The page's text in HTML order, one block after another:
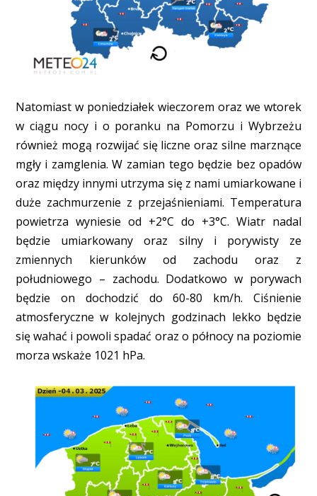
Natomiast w poniedziałek wieczorem oraz we wtorek
w ciągu nocy i o poranku na Pomorzu i Wybrzeżu
również mogą rozwijać się liczne oraz silne marznące
mgły i zamglenia. W zamian tego będzie bez opadów
oraz między innymi utrzyma się z nami umiarkowane i
duże zachmurzenie z przejaśnieniami. Temperatura
powietrza wyniesie od +2°C do +3°C. Wiatr nadal
będzie umiarkowany oraz silny i porywisty ze
zmiennych kierunków od zachodu oraz z
południowego – zachodu. Dodatkowo w porywach
będzie on dochodzić do 60-80 km/h. Ciśnienie
atmosferyczne w kolejnych godzinach lekko będzie
się wahać i powoli spadać oraz o północy na poziomie
morza wskaże 1021 hPa.